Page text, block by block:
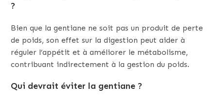
?
Bien que la gentiane ne soit pas un produit de perte
de poids, son effet sur la digestion peut aider à
réguler l’appétit et à améliorer le métabolisme,
contribuant indirectement à la gestion du poids.
Qui devrait éviter la gentiane ?